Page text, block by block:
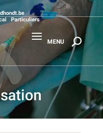
Particuliers